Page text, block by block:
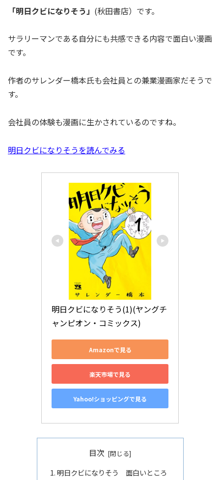
「明日クビになりそう」 (秋田書店）です。
サラリーマンである自分にも共感できる内容で面白い漫画
です。
作者のサレンダー橋本氏も会社員との兼業漫画家だそうで
す。
会社員の体験も漫画に生かされているのですね。
明日クビになりそうを読んでみる
明日クビになりそう(1)(ヤングチ
ャンピオン・コミックス)
Amazonで見る
楽天市場で見る
Yahoo!ショッピングで見る
目次
明日クビになりそう 面白いところ